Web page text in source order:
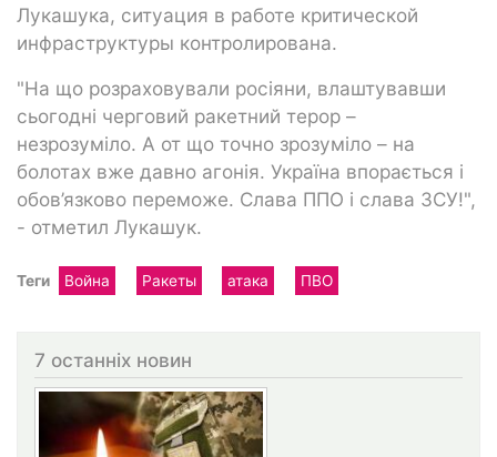
Лукашука, ситуация в работе критической
инфраструктуры контролирована.
"На що розраховували росіяни, влаштувавши
сьогодні черговий ракетний терор –
незрозуміло. А от що точно зрозуміло – на
болотах вже давно агонія. Україна впорається і
обов’язково переможе. Слава ППО і слава ЗСУ!",
- отметил Лукашук.
Теги Война Ракеты атака ПВО
7 останніх новин